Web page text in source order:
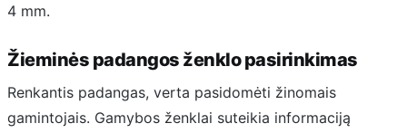
4 mm.
Žieminės padangos ženklo pasirinkimas
Renkantis padangas, verta pasidomėti žinomais
gamintojais. Gamybos ženklai suteikia informaciją